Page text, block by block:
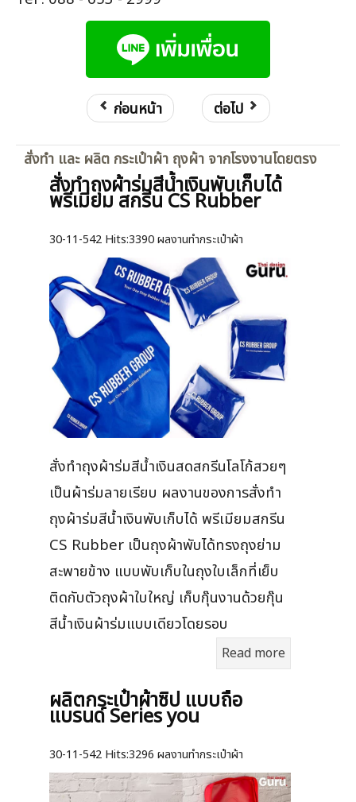
ก่อนหน้า ต่อไป
สั่งทำ และ ผลิต กระเป๋าผ้า ถุงผ้า จากโรงงานโดยตรง
สั่งทำถุงผ้าร่มสีน้ำเงินพับเก็บได้
พรีเมี่ยม สกรีน CS Rubber
30-11-542 Hits:3390 ผลงานทำกระเป๋าผ้า
สั่งทำถุงผ้าร่มสีน้ำเงินสดสกรีนโลโก้สวยๆ
เป็นผ้าร่มลายเรียบ ผลงานของการสั่งทำ
ถุงผ้าร่มสีน้ำเงินพับเก็บได้ พรีเมียมสกรีน
CS Rubber เป็นถุงผ้าพับได้ทรงถุงย่าม
สะพายข้าง แบบพับเก็บในถุงใบเล็กที่เย็บ
ติดกับตัวถุงผ้าใบใหญ่ เก็บกุ๊นงานด้วยกุ๊น
สีน้ำเงินผ้าร่มแบบเดียวโดยรอบ
Read more
ผลิตกระเป๋าผ้าซิป แบบถือ
แบรนด์ Series you
30-11-542 Hits:3296 ผลงานทำกระเป๋าผ้า